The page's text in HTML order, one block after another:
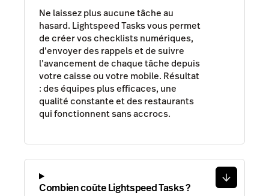
Ne laissez plus aucune tâche au
hasard. Lightspeed Tasks vous permet
de créer vos checklists numériques,
d’envoyer des rappels et de suivre
l’avancement de chaque tâche depuis
votre caisse ou votre mobile. Résultat
: des équipes plus efficaces, une
qualité constante et des restaurants
qui fonctionnent sans accrocs.
Combien coûte Lightspeed Tasks ?